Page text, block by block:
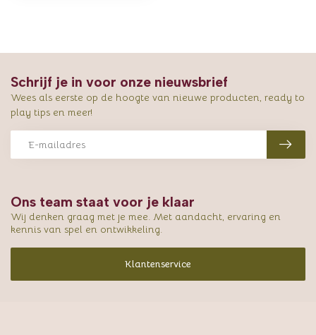
Ons team staat voor je klaar
Wij denken graag met je mee. Met aandacht, ervaring en
kennis van spel en ontwikkeling.
Klantenservice
Schrijf je in voor onze nieuwsbrief
Wees als eerste op de hoogte van nieuwe producten, ready to
play tips en meer!